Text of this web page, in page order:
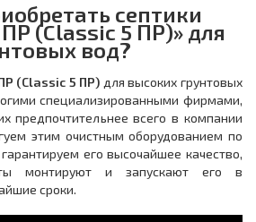
септики
(Classic 5 ПР)» для
вод?
(Classic 5 ПР) для высоких грунтовых
специализированными фирмами,
предпочтительнее всего в компании
этим очистным оборудованием по
его высочайшее качество,
монтируют и запускают его в
сроки.